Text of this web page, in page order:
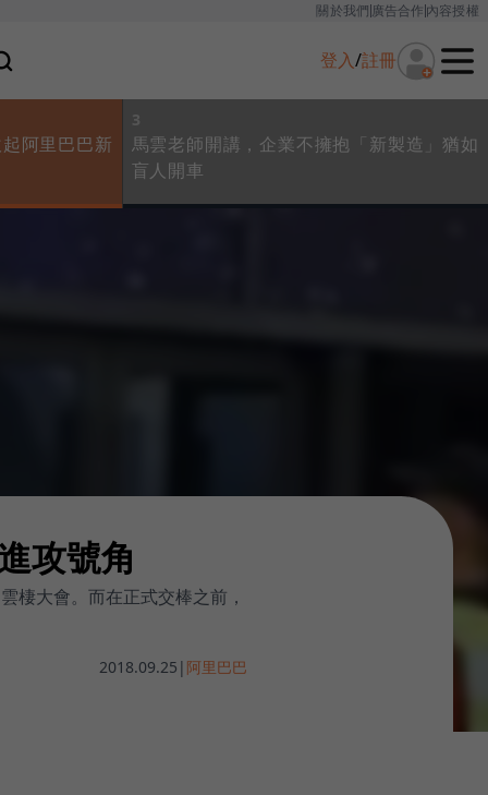
關於我們廣告合作內容授權
登入/註冊
阿里巴巴新
3
馬雲老師開講，企業不擁抱「新製造」猶如
盲人開車
攻號角
棲大會。而在正式交棒之前，
2018.09.25 | 阿里巴巴